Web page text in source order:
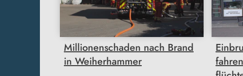
Millionenschaden nach Brand
in Weiherhammer